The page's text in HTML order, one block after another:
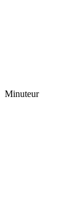
Minuteur